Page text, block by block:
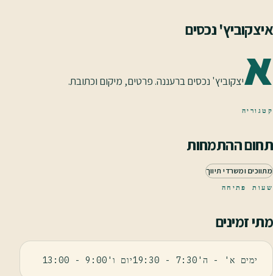
איצקוביץ' נכסים
איצקוביץ' נכסים ברעננה. פרטים, מיקום וכתובת.
קטגוריה
תחום ההתמחות
מתווכים ומשרדי תיווך
שעות פתיחה
מתי זמינים
ימים א' - ה'7:30 - 19:30יום ו'9:00 - 13:00